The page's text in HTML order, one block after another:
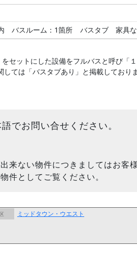
バスルーム：1箇所 バスタブ 家具
ットにした設備をフルバスと呼び「１
ては「バスタブあり」と掲載しておりま
でお問い合せください。
来ない物件につきましてはお客
件としてご覧ください。
ミッドタウン・ウエスト